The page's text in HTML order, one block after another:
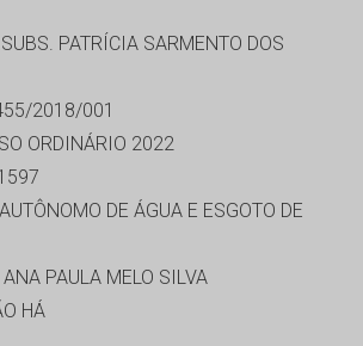
PATRÍCIA SARMENTO DOS
2018/001
ORDINÁRIO 2022
DE ÁGUA E ESGOTO DE
ANA PAULA MELO SILVA
HÁ